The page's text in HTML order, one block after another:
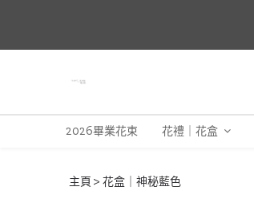
2026畢業花束 花禮｜花盒
主頁 花盒｜神秘藍色